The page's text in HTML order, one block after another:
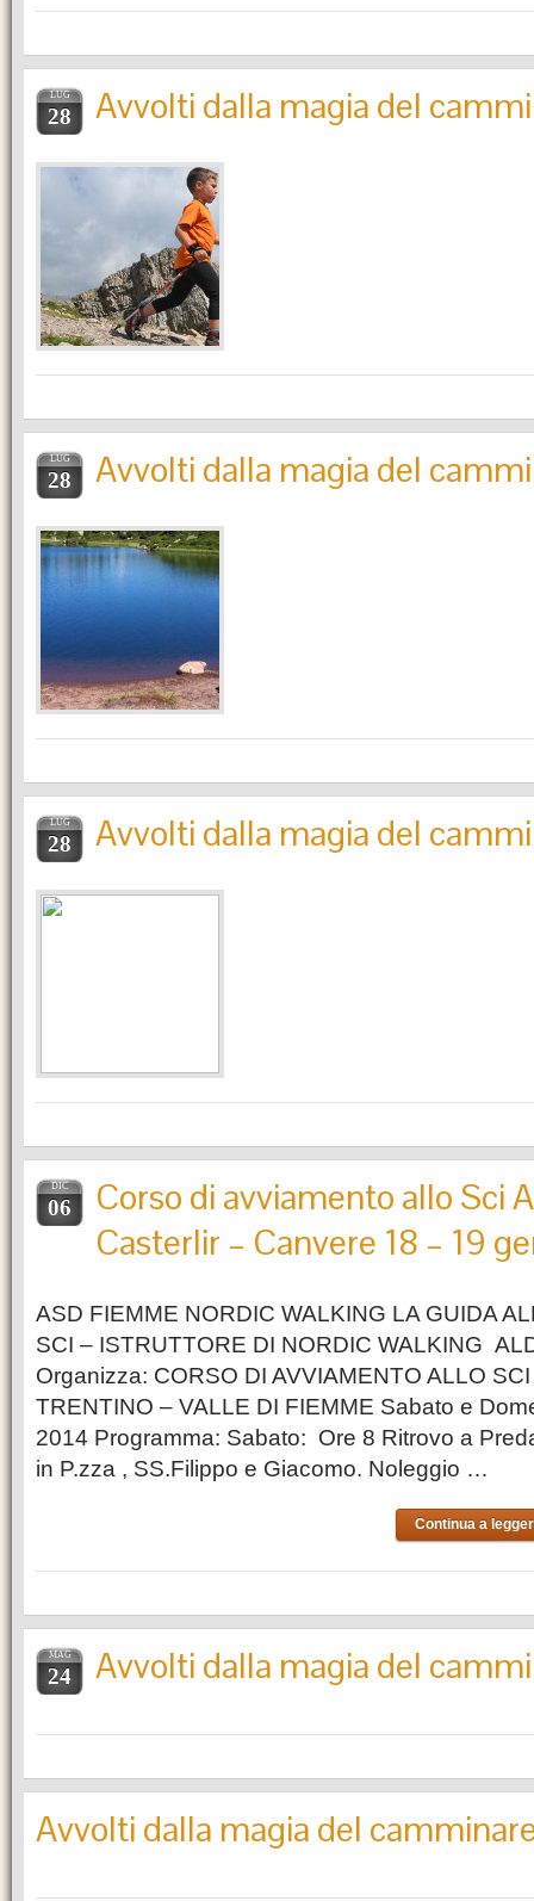
LUG
28 Avvolti dalla magia del
LUG
28 Avvolti dalla magia del
LUG
28 Avvolti dalla magia del
DIC
06
Corso di avviamento allo Sci
Casterlir – Canvere 18 – 19
ASD FIEMME NORDIC WALKING LA GUIDA
SCI – ISTRUTTORE DI NORDIC WALKING
Organizza: CORSO DI AVVIAMENTO ALLO
TRENTINO – VALLE DI FIEMME Sabato e
2014 Programma: Sabato: Ore 8 Ritrovo a
in P.zza , SS.Filippo e Giacomo. Noleggio …
Continua a
MAG
24 Avvolti dalla magia del
Avvolti dalla magia del